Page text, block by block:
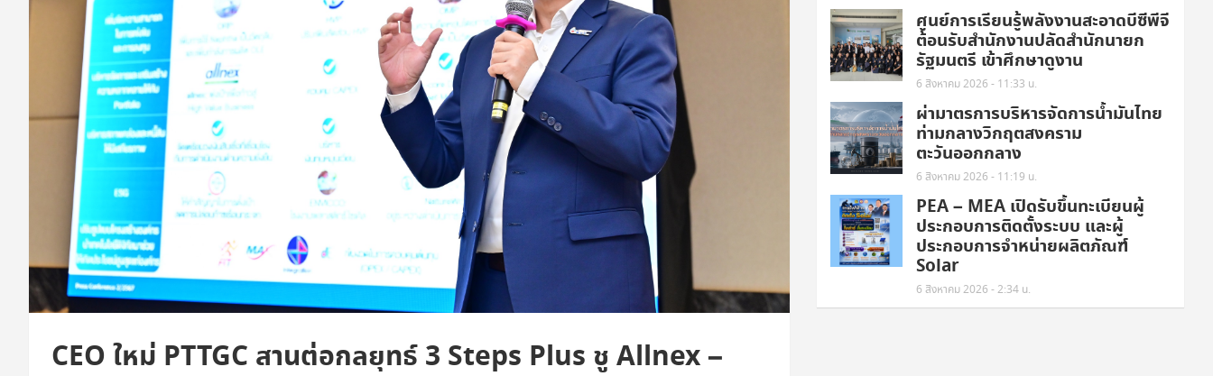
CEO ใหม่ PTTGC สานต่อกลยุทธ์ 3 Steps Plus ชู Allnex –
ศูนย์การเรียนรู้พลังงานสะอาดบีซีพีจี
ต้อนรับสำนักงานปลัดสำนักนายก
รัฐมนตรี เข้าศึกษาดูงาน
6 สิงหาคม 2026 - 11:33 น.
ผ่ามาตรการบริหารจัดการน้ำมันไทย
ท่ามกลางวิกฤตสงคราม
ตะวันออกกลาง
6 สิงหาคม 2026 - 11:19 น.
PEA – MEA เปิดรับขึ้นทะเบียนผู้
ประกอบการติดตั้งระบบ และผู้
ประกอบการจำหน่ายผลิตภัณฑ์
Solar
6 สิงหาคม 2026 - 2:34 น.